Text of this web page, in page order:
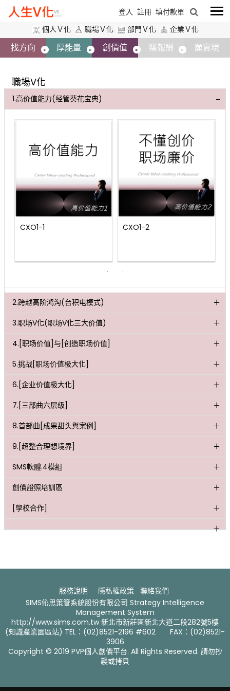
登入 註冊 填付款單
個人Ｖ化
職場Ｖ化 部門Ｖ化 企業Ｖ化
找方向 厚能量 創價值 賺報酬 願實現
職場V化
1.高价值能力(经管葵花宝典)
CXO1-1 CXO1-2
2.跨越高阶鸿沟(台积电模式)
3.职场V化(职场V化三大价值)
4.[职场价值]与[创造职场价值]
5.挑战[职场价值极大化]
6.[企业价值极大化]
7.[三部曲六层级]
8.首部曲[成果甜头與案例]
9.[超整合理想境界]
SMS軟體.4模組
創價證照培訓區
[學校合作]
服務說明 隱私權政策 聯絡我們 ​
SIMS伈思策管系統股份有限公司 Strategy Intelligence
Management System
http://www.sims.com.tw 新北市新莊區新北大道二段282號5樓
(知識產業園區站) TEL：(02)8521-2196 #602 FAX：(02)8521-
3906
Copyright © 2019 PVP個人創價平台. All Rights Reserved. 請勿抄
襲或拷貝